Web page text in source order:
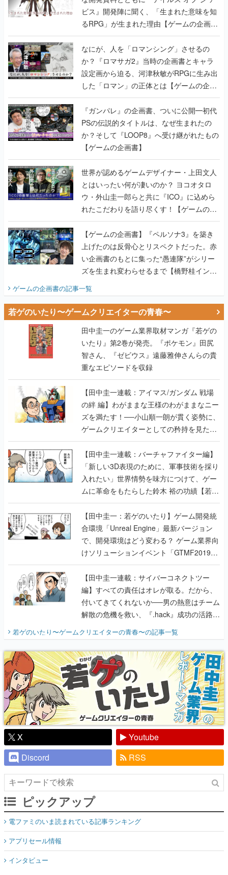
ビス』開発陣に聞く、「生まれた意味を知
るRPG」が生まれた理由【ゲームの企画
書】
なにが、人を「ロマンシング」させるの
か？『ロマサガ2』当時の企画書とキャラ
設定画から迫る、河津秋敏がRPGに生み出
した「ロマン」の正体とは【ゲームの企画
書】
『ガンパレ』の企画書、ついに公開━初代
PSの伝説的タイトルは、なぜ生まれたの
か？そして『LOOP8』へ受け継がれたもの
【ゲームの企画書】
世界が認めるゲームデザイナー・上田文人
とはいったい何が凄いのか？ ヨコオタロ
ウ・外山圭一郎らと共に『ICO』に込めら
れたこだわりを語り尽くす！【ゲームの企
画書】
【ゲームの企画書】『ペルソナ3』を築き
上げたのは反骨心とリスペクトだった。赤
い企画書のもとに集った“愚連隊”がシリー
ズを生まれ変わらせるまで【橋野桂インタ
ビュー】
ゲームの企画書の記事一覧
若ゲのいたり〜ゲームクリエイターの青春〜
田中圭一のゲーム業界取材マンガ『若ゲの
いたり』第2巻が発売。『ポケモン』田尻
智さん、『ゼビウス』遠藤雅伸さんらの貴
重なエピソードを収録
【田中圭一連載：アイマス/ガンダム 戦場
の絆 編】わがままな王様のわがままなニー
ズを満たす！──小山順一朗が貫く姿勢に、
ゲームクリエイターとしての矜持を見た
【若ゲのいたり最終回】
【田中圭一連載：バーチャファイター編】
「新しい3D表現のために、軍事技術を採り
入れたい」世界情勢を味方につけて、ゲー
ムに革命をもたらした鈴木 裕の功績【若ゲ
のいたり】
【田中圭一：若ゲのいたり】ゲーム開発統
合環境「Unreal Engine」最新バージョン
で、開発環境はどう変わる？ ゲーム業界向
けソリューションイベント「GTMF2019」
に行って、より理解を深めよう【PR】
【田中圭一連載：サイバーコネクトツー
編】すべての責任はオレが取る。だから、
付いてきてくれないか──男の熱意はチーム
解散の危機を救い、『.hack』成功の活路を
開く。業界の快男児・松山 洋に流れる血は
『少年ジャンプ』色だった【若ゲのいた
り】
若ゲのいたり〜ゲームクリエイターの青春〜の記事一覧
X
Youtube
Discord
RSS
ピックアップ
電ファミのいま読まれている記事ランキング
アプリセール情報
インタビュー